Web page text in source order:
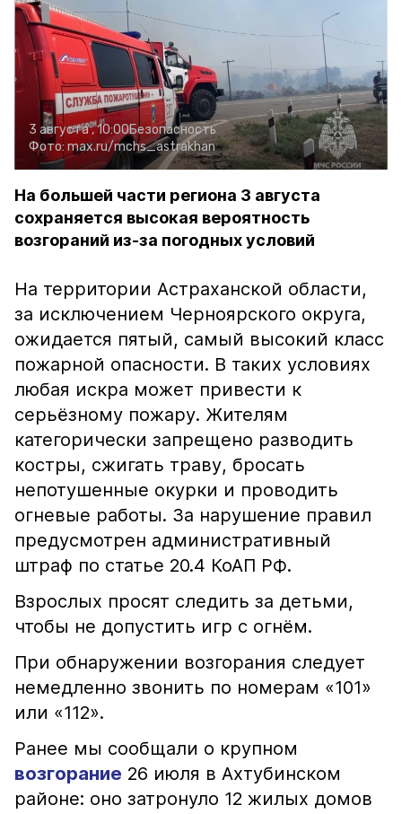
3 августа , 10:00Безопасность
Фото: max.ru/mchs_astrakhan
На большей части региона 3 августа
сохраняется высокая вероятность
возгораний из-за погодных условий
На территории Астраханской области,
за исключением Черноярского округа,
ожидается пятый, самый высокий класс
пожарной опасности. В таких условиях
любая искра может привести к
серьёзному пожару. Жителям
категорически запрещено разводить
костры, сжигать траву, бросать
непотушенные окурки и проводить
огневые работы. За нарушение правил
предусмотрен административный
штраф по статье 20.4 КоАП РФ.
Взрослых просят следить за детьми,
чтобы не допустить игр с огнём.
При обнаружении возгорания следует
немедленно звонить по номерам «101»
или «112».
Ранее мы сообщали о крупном
возгорание 26 июля в Ахтубинском
районе: оно затронуло 12 жилых домов